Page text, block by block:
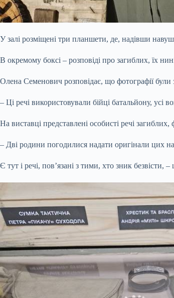
У залі розміщені три планшети, де, надівши
В окремому боксі – розповіді про загиблих, їх
Олена Семенович розповідає, що фотографії
– Ці речі використовували бійці батальйону, усі
На виставці представлені особисті речі
– Дві родини погодилися надати оригінали цих
Є тут і речі, пов’язані з тими, хто зник безвісти, –